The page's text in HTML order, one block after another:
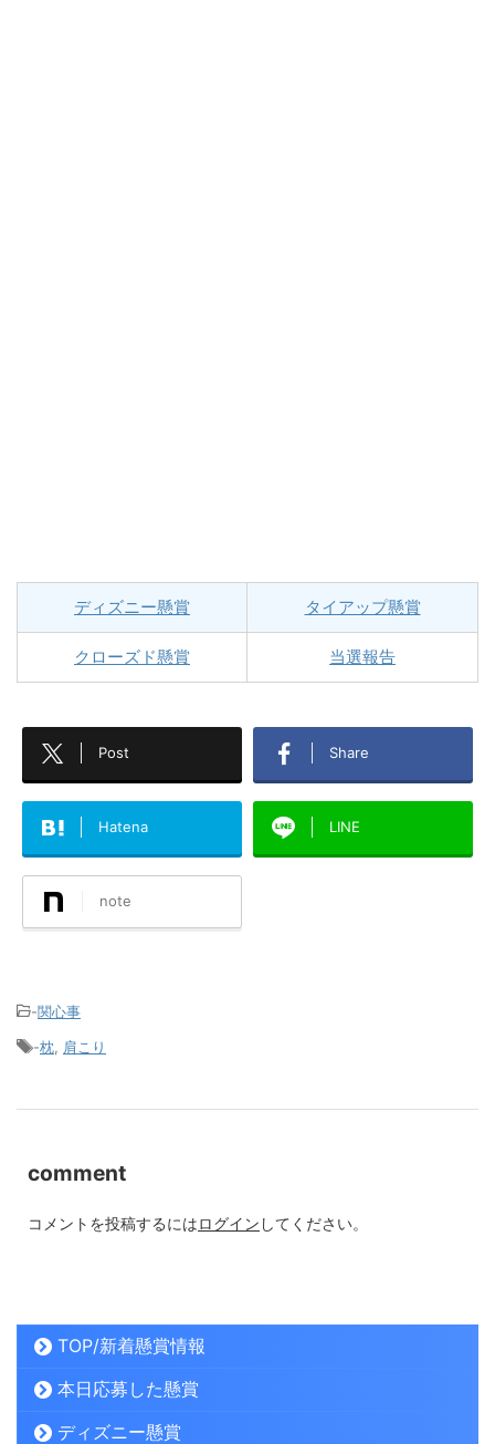
ディズニー懸賞 タイアップ懸賞
クローズド懸賞 当選報告
Post Share
Hatena LINE
note
-関心事
-枕 肩こり
comment
コメントを投稿するにはログイン してください。
TOP/新着懸賞情報
本日応募した懸賞
ディズニー懸賞